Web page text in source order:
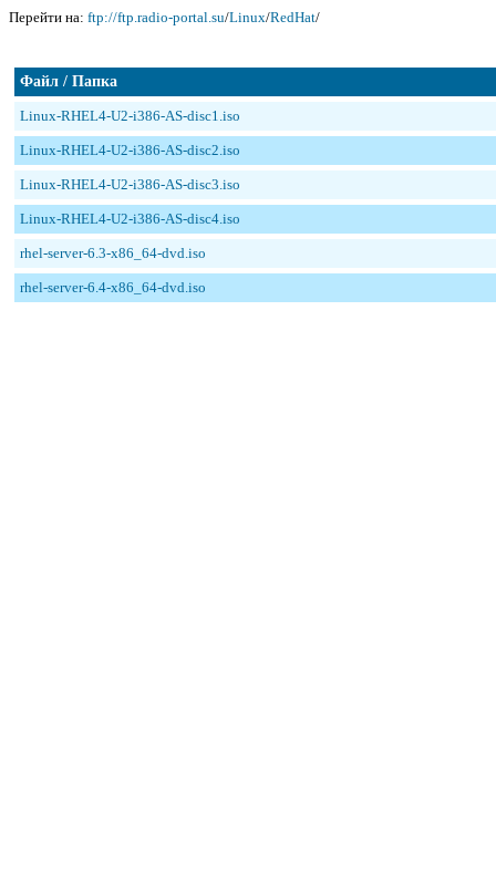
Перейти на: ftp://ftp.radio-portal.su/Linux/RedHat/
Файл / Папка
Linux-RHEL4-U2-i386-AS-disc1.iso
Linux-RHEL4-U2-i386-AS-disc2.iso
Linux-RHEL4-U2-i386-AS-disc3.iso
Linux-RHEL4-U2-i386-AS-disc4.iso
rhel-server-6.3-x86_64-dvd.iso
rhel-server-6.4-x86_64-dvd.iso